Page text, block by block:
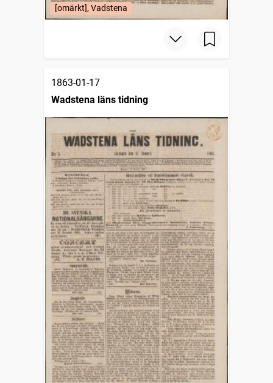
[omärkt], Vadstena
1863-01-17
Wadstena läns tidning